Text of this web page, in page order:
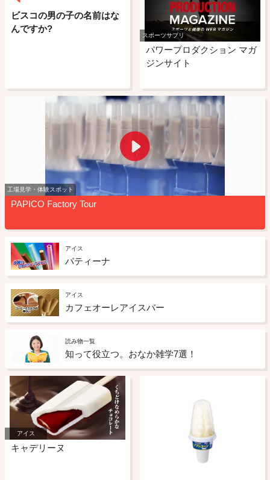
ビスコの男の子の名前はな
んですか?
スポーツサプリ
パワープロダクション マガ
ジンサイト
工場見学・体験スポット
PAPICO Factory Tour
アイス
パティーナ
アイス
カフェオーレアイスバー
読み物一覧
知って役立つ。おなか雑学7選！
アイス
キャデリーヌ